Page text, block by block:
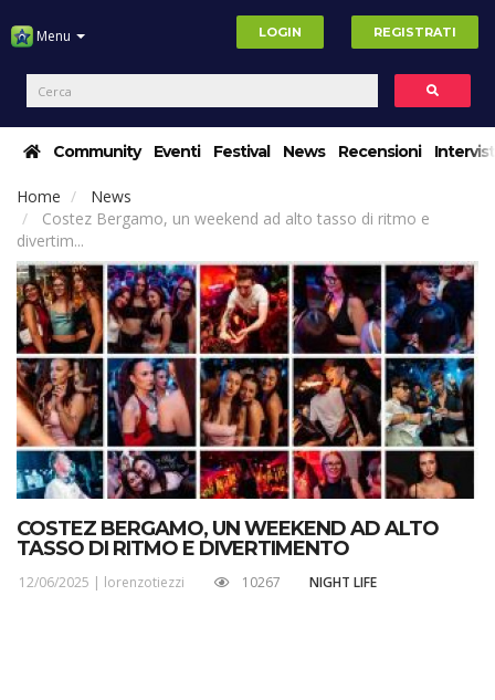
Menu LOGIN REGISTRATI
Community Eventi Festival News Recensioni
Home
News
Costez Bergamo, un weekend ad alto tasso di ritmo e
divertim...
COSTEZ BERGAMO, UN WEEKEND AD ALTO
TASSO DI RITMO E DIVERTIMENTO
12/06/2025 | lorenzotiezzi 10267 NIGHT LIFE